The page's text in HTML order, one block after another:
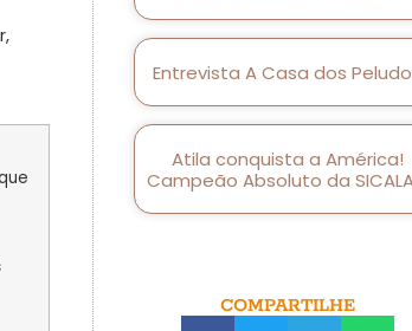
Entrevista A Casa dos
Atila conquista a América!
Campeão Absoluto da
COMPARTILHE